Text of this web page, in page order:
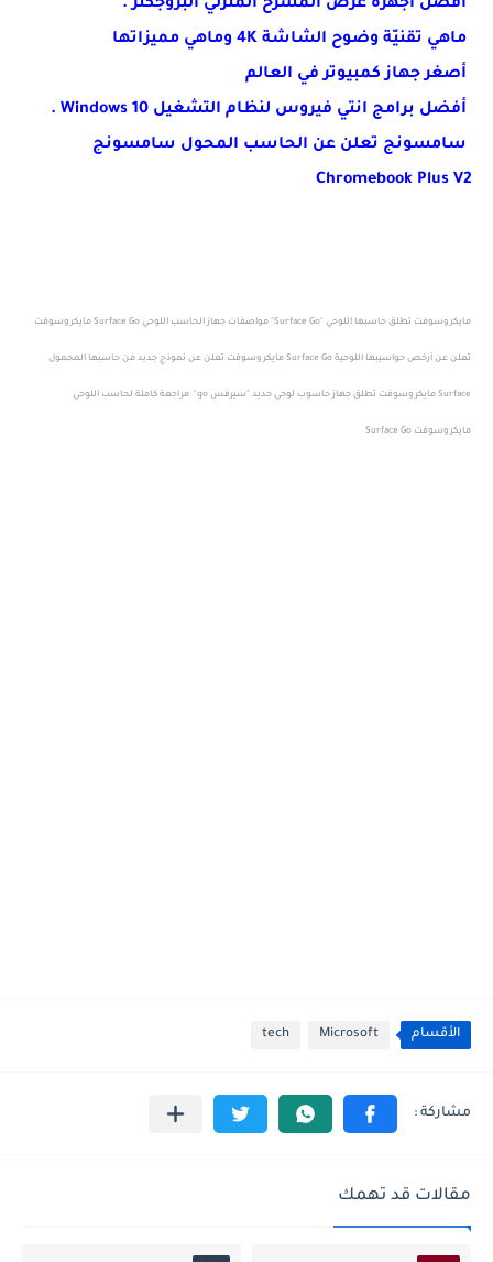
أفضل أجهزة عرض المسرح المنزلي البروجكتر .
ماهي تقنيّة وضوح الشاشة 4K وماهي مميزاتها
أصغر جهاز كمبيوتر في العالم
أفضل برامج انتي فيروس لنظام التشغيل Windows 10 .
سامسونج تعلن عن الحاسب المحول سامسونج
Chromebook Plus V2
مايكروسوفت تطلق حاسبها اللوحي "Surface Go" مواصفات جهاز الحاسب اللوحي Surface Go مايكروسوفت
تعلن عن أرخص حواسيبها اللوحية Surface Go مايكروسوفت تعلن عن نموذج جديد من حاسبها المحمول
Surface مايكروسوفت تطلق جهاز حاسوب لوحي جديد "سيرفس go" مراجعة كاملة لحاسب اللوحي
مايكروسوفت Surface Go
الأقسام Microsoft
tech
مقالات قد تهمك